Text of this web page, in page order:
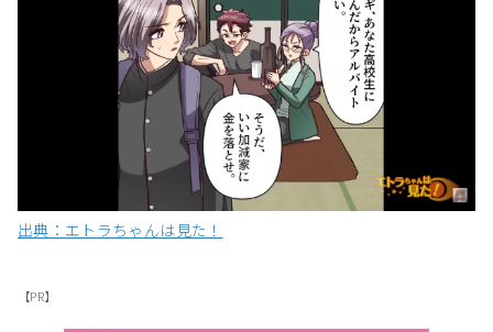
出典：エトラちゃんは見た！
【PR】